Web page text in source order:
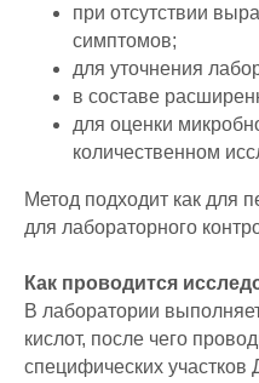
при отсутствии
симптомов;
для уточнения
в составе
для оценки
количественном
Метод подходит как для
для лабораторного
Как проводится
В лаборатории
кислот, после чего
специфических